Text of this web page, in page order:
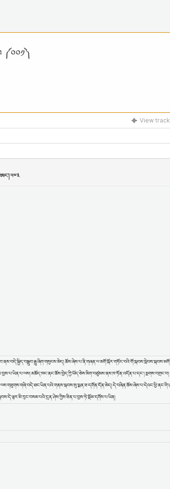
མཆོད་ཁང་ནང་ཆོས་བྱེད་ཀྱི་ཡོད་ཅེས་མིག་བཙུམས་ནས་ཁ་ཏོན་འདོན་པ་དང་། སྔགས་བགྲང་བ།